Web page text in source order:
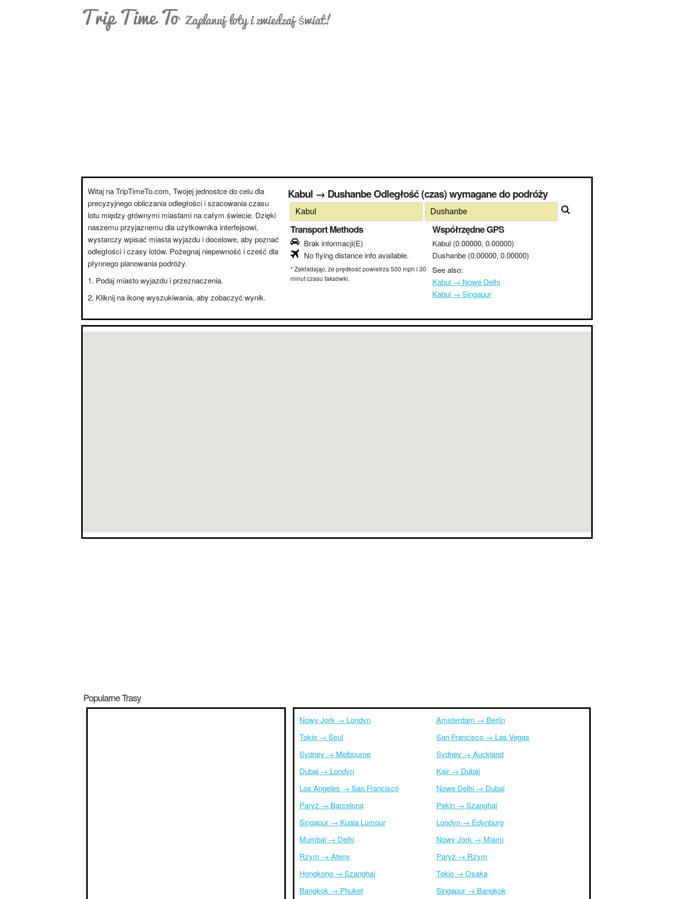
Trip Time To Zaplanuj loty i zwiedzaj świat!
Witaj na TripTimeTo.com, Twojej jednostce do celu dla
precyzyjnego obliczania odległości i szacowania czasu
lotu między głównymi miastami na całym świecie. Dzięki
naszemu przyjaznemu dla użytkownika interfejsowi,
wystarczy wpisać miasta wyjazdu i docelowe, aby poznać
odległości i czasy lotów. Pożegnaj niepewność i cześć dla
płynnego planowania podróży.
Podaj miasto wyjazdu i przeznaczenia.
Kliknij na ikonę wyszukiwania, aby zobaczyć wynik.
Kabul → Dushanbe Odległość (czas) wymagane do podróży
Transport Methods
Brak informacji(E)
No flying distance info available.
* Zakładając, że prędkość powietrza 500 mph i 30
minut czasu taksówki.
Współrzędne GPS
Kabul (0.00000, 0.00000)
Dushanbe (0.00000, 0.00000)
See also:
Kabul → Nowe Delhi
Kabul → Singapur
Popularne Trasy
Nowy Jork → Londyn
Tokio → Seul
Sydney → Melbourne
Dubaj → Londyn
Los Angeles → San Francisco
Paryż → Barcelona
Singapur → Kuala Lumpur
Mumbaj → Delhi
Rzym → Ateny
Hongkong → Szanghaj
Bangkok → Phuket
Amsterdam → Berlin
San Francisco → Las Vegas
Sydney → Auckland
Kair → Dubaj
Nowe Delhi → Dubaj
Pekin → Szanghaj
Londyn → Edynburg
Nowy Jork → Miami
Paryż → Rzym
Tokio → Osaka
Singapur → Bangkok